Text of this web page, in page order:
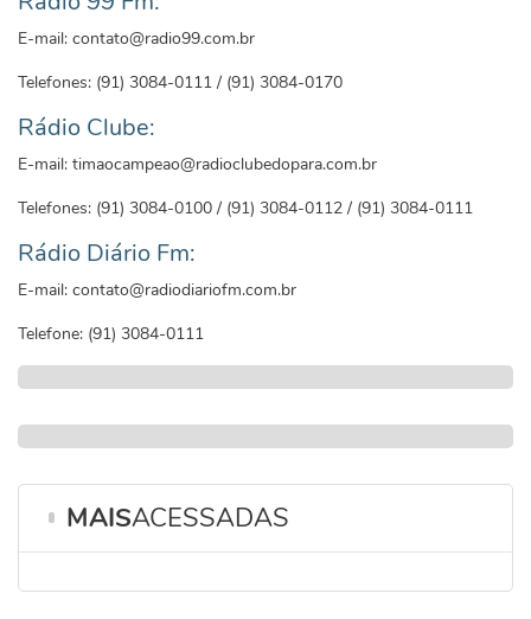
E-mail: contato@radio99.com.br
Telefones: (91) 3084-0111 / (91) 3084-0170
Rádio Clube:
E-mail: timaocampeao@radioclubedopara.com.br
Telefones: (91) 3084-0100 / (91) 3084-0112 / (91) 3084-0111
Rádio Diário Fm:
E-mail: contato@radiodiariofm.com.br
Telefone: (91) 3084-0111
MAISACESSADAS